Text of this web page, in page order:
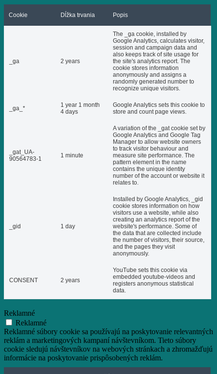
Cookie Dĺžka trvania Popis
_ga 2 years
The _ga cookie, installed by
Google Analytics, calculates visitor,
session and campaign data and
also keeps track of site usage for
the site's analytics report. The
cookie stores information
anonymously and assigns a
randomly generated number to
recognize unique visitors.
_ga_*
1 year 1 month
4 days
Google Analytics sets this cookie to
store and count page views.
_gat_UA-
90564783-1
1 minute
A variation of the _gat cookie set by
Google Analytics and Google Tag
Manager to allow website owners
to track visitor behaviour and
measure site performance. The
pattern element in the name
contains the unique identity
number of the account or website it
relates to.
_gid 1 day
Installed by Google Analytics, _gid
cookie stores information on how
visitors use a website, while also
creating an analytics report of the
website's performance. Some of
the data that are collected include
the number of visitors, their source,
and the pages they visit
anonymously.
CONSENT 2 years
YouTube sets this cookie via
embedded youtube-videos and
registers anonymous statistical
data.
Reklamné
Reklamné
Reklamné súbory cookie sa používajú na poskytovanie relevantných
reklám a marketingových kampaní návštevníkom. Tieto súbory
cookie sledujú návštevníkov na webových stránkach a zhromažďujú
informácie na poskytovanie prispôsobených reklám.